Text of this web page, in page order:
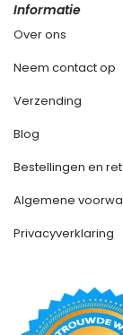
Informatie
Over ons
Neem contact op
Verzending
Blog
Bestellingen en
Algemene
Privacyverklaring